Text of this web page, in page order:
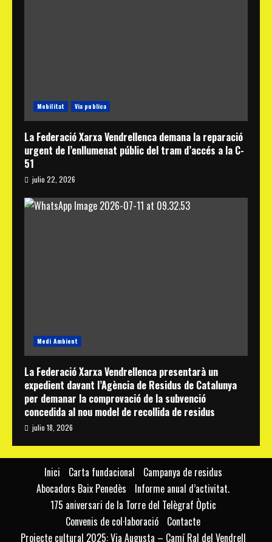
Mobilitat Via publica
La Federació Xarxa Vendrellenca demana la reparació
urgent de l’enllumenat públic del tram d’accés a la C-
51
julio 22, 2026
Medi Ambient
La Federació Xarxa Vendrellenca presentarà un
expedient davant l’Agència de Residus de Catalunya
per demanar la comprovació de la subvenció
concedida al nou model de recollida de residus
julio 18, 2026
Inici Carta fundacional
Campanya de residus
Abocadors Baix Penedès
Informe anual d’activitat.
175 aniversari de la Torre del Telègraf Òptic
Convenis de col·laboració
Contacte
Projecte cultural 2025: Via Augusta – Camí Ral del Vendrell